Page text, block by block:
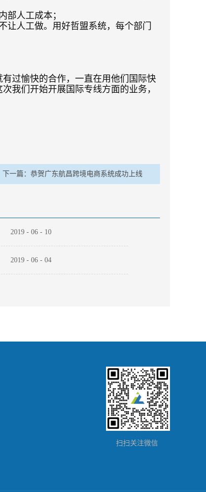
部人工成本；
人工做。用好哲盟系统，每个部门
过愉快的合作，一直在用他们国际快
我们开始开展国际专线方面的业务，
下一篇： 恭贺广东航昌跨境电商系统成功上线
2019 - 06 - 10
2019 - 06 - 04
扫扫关注微信